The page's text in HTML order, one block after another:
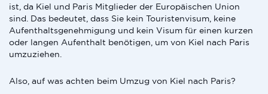
ist, da Kiel und Paris Mitglieder der Europäischen Union
sind. Das bedeutet, dass Sie kein Touristenvisum, keine
Aufenthaltsgenehmigung und kein Visum für einen kurzen
oder langen Aufenthalt benötigen, um von Kiel nach Paris
umzuziehen.
Also, auf was achten beim Umzug von Kiel nach Paris?